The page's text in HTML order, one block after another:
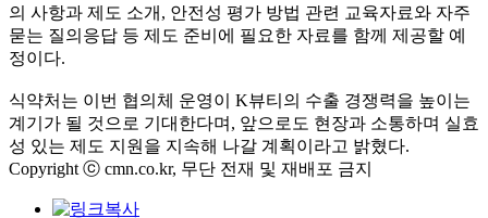
의 사항과 제도 소개, 안전성 평가 방법 관련 교육자료와 자주
묻는 질의응답 등 제도 준비에 필요한 자료를 함께 제공할 예
정이다.
식약처는 이번 협의체 운영이 K뷰티의 수출 경쟁력을 높이는
계기가 될 것으로 기대한다며, 앞으로도 현장과 소통하며 실효
성 있는 제도 지원을 지속해 나갈 계획이라고 밝혔다.
Copyright ⓒ cmn.co.kr, 무단 전재 및 재배포 금지